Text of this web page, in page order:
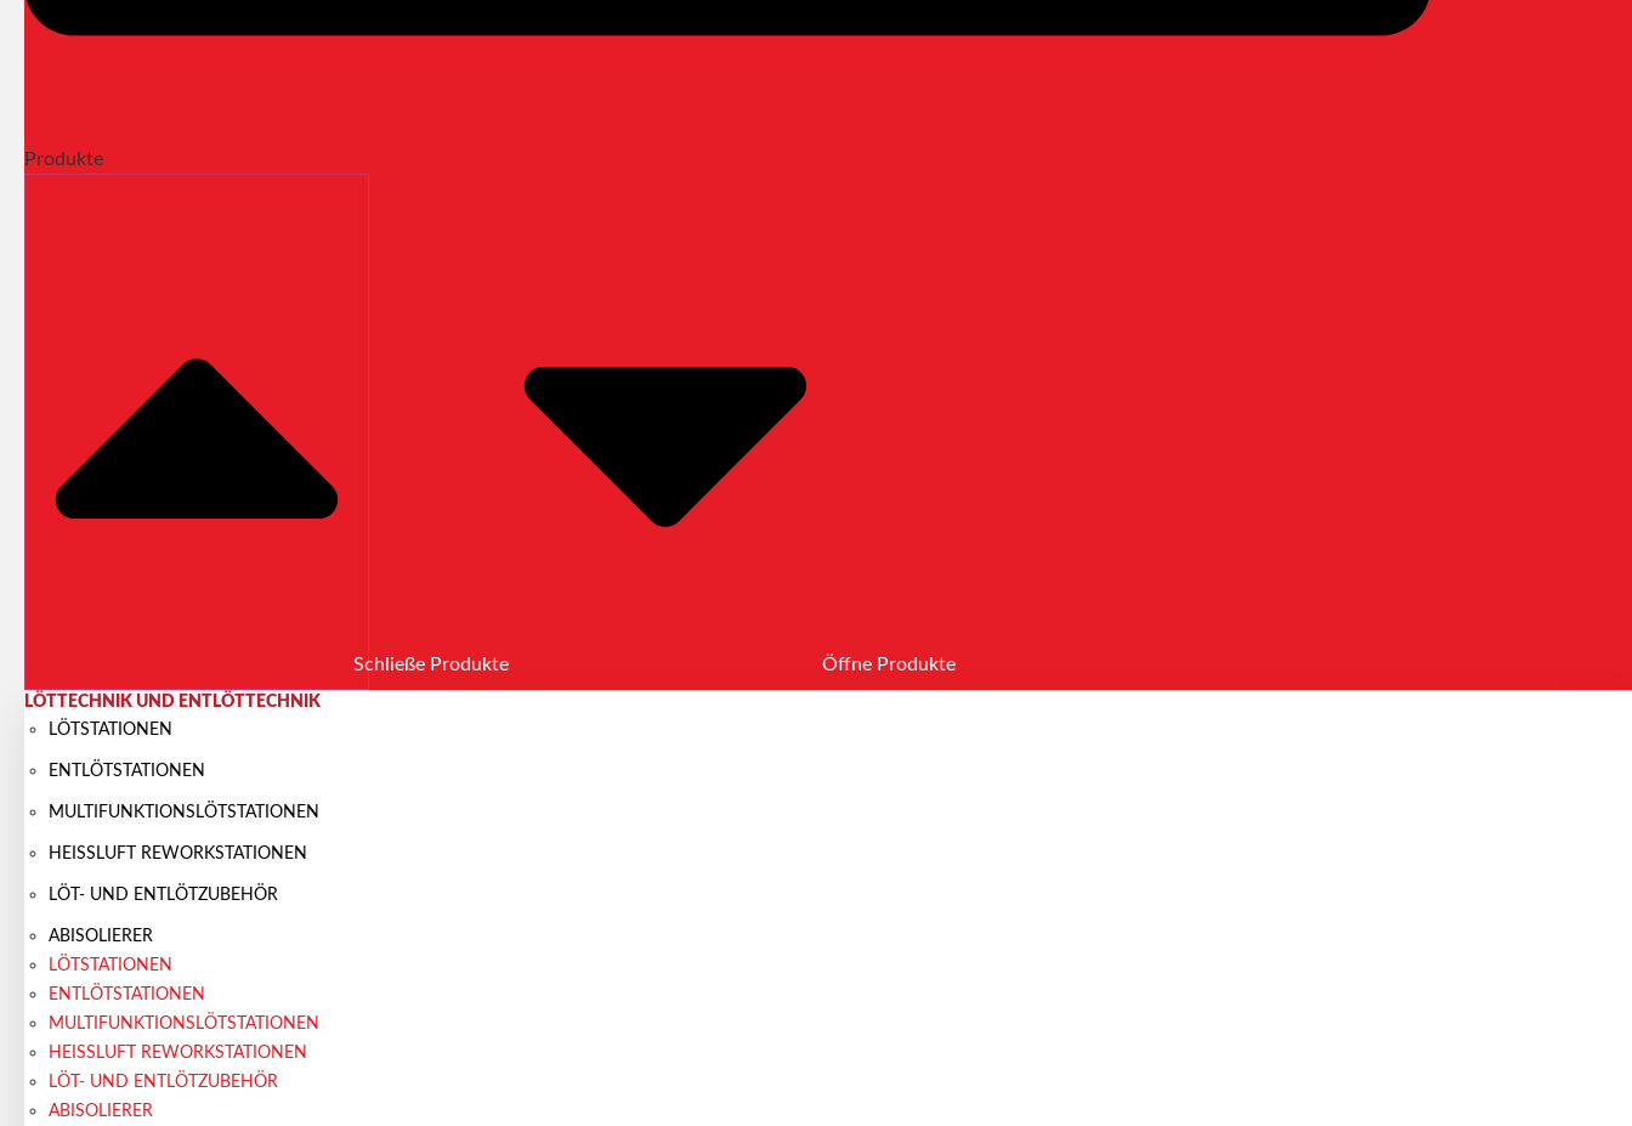
Produkte
Schließe Produkte Öffne Produkte
LÖTTECHNIK UND ENTLÖTTECHNIK
LÖTSTATIONEN
ENTLÖTSTATIONEN
MULTIFUNKTIONS­LÖTSTATIONEN
HEISSLUFT REWORKSTATIONEN
LÖT- UND ENTLÖTZUBEHÖR
ABISOLIERER
LÖTSTATIONEN
ENTLÖTSTATIONEN
MULTIFUNKTIONS­LÖTSTATIONEN
HEISSLUFT REWORKSTATIONEN
LÖT- UND ENTLÖTZUBEHÖR
ABISOLIERER